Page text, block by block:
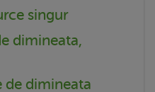
singur
dimineata,
de dimineata